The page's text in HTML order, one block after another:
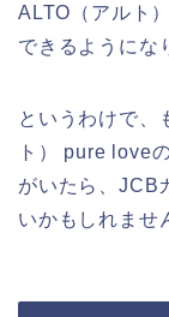
ALTO（アルト
できるようにな
というわけで、
ト） pure love
がいたら、JCB
いかもしれませ